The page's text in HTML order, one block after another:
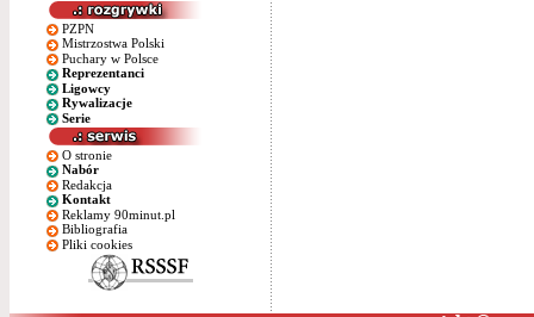
PZPN
Mistrzostwa Polski
Puchary w Polsce
Reprezentanci
Ligowcy
Rywalizacje
Serie
O stronie
Nabór
Redakcja
Kontakt
Reklamy 90minut.pl
Bibliografia
Pliki cookies